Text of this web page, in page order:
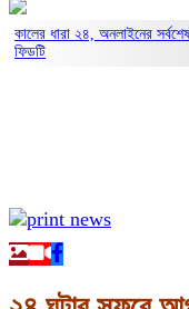
কালের ধারা ২৪, অনলাইনের
ফিডটি